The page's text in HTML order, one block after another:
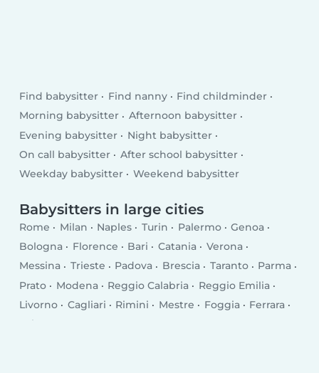
Find babysitter Find nanny
Find childminder
Morning babysitter
Afternoon babysitter
Evening babysitter
Night babysitter
On call babysitter
After school babysitter
Weekday babysitter
Weekend babysitter
Babysitters in large cities
Rome Milan Naples Turin Palermo
Genoa
Bologna
Florence Bari Catania
Verona
Messina
Trieste Padova Brescia Taranto
Parma
Prato
Modena Reggio Calabria
Reggio Emilia
Livorno
Cagliari Rimini Mestre Foggia
Ferrara
Salerno